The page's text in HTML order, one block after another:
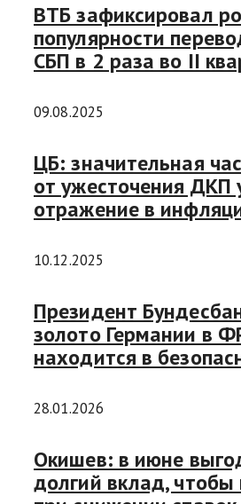
ВТБ зафиксировал
популярности
СБП в 2 раза во II
09.08.2025
ЦБ: значительная
от ужесточения
отражение в
10.12.2025
Президент
золото Германии в
находится в
28.01.2026
Окишев: в июне
долгий вклад, чтобы